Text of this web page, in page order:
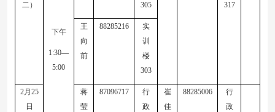
二）
下午
1:30—
5:00
305
317
王
向
前
88285216
实
训
楼
303
2月 25
日
蒋
莹
87096717
行
政
崔
佳
88285006
行
政